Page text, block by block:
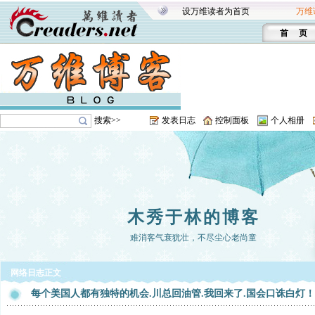
设万维读者为首页 万维
首 页
搜索>> 发表日志 控制面板 个人相册
木秀于林的博客
难消客气衰犹壮，不尽尘心老尚童
网络日志正文
每个美国人都有独特的机会.川总回油管.我回来了.国会口诛白灯！